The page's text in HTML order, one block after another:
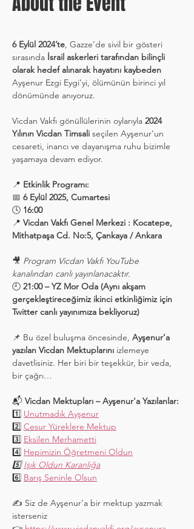
6 Eylül 2024’te, Gazze’de sivil bir gösteri
sırasında İsrail askerleri tarafından bilinçli
olarak hedef alınarak hayatını kaybeden
Ayşenur Ezgi Eygi’yi, ölümünün birinci yıl
dönümünde anıyoruz.
Vicdan Vakfı gönüllülerinin oylarıyla 2024
Yılının Vicdan Timsali seçilen Ayşenur’un
cesareti, inancı ve dayanışma ruhu bizimle
yaşamaya devam ediyor.
📍 Etkinlik Programı:
📅 6 Eylül 2025, Cumartesi
🕓 16:00
📍 Vicdan Vakfı Genel Merkezi : Kocatepe,
Mithatpaşa Cd. No:5, Çankaya / Ankara
🎥 Program Vicdan Vakfı YouTube
kanalından canlı yayınlanacaktır.
🕘 21:00 – YZ Mor Oda (Aynı akşam
gerçekleştireceğimiz ikinci etkinliğimiz için
Twitter canlı yayınımıza bekliyoruz)
📌 Bu özel buluşma öncesinde, Ayşenur’a
yazılan Vicdan Mektuplarını izlemeye
davetlisiniz. Her biri bir teşekkür, bir veda,
bir çağrı…
📬 Vicdan Mektupları – Ayşenur'a Yazılanlar:
1️⃣ Unutmadık Ayşenur
2️⃣ Cesur Yüreklere Mektup
3️⃣ Eksilen Merhametti
4️⃣ Hepimizin Öğretmeni Oldun
5️⃣ Işık Oldun Karanlığa
6️⃣ Barış Seninle Olsun
✍️ Siz de Ayşenur’a bir mektup yazmak
isterseniz